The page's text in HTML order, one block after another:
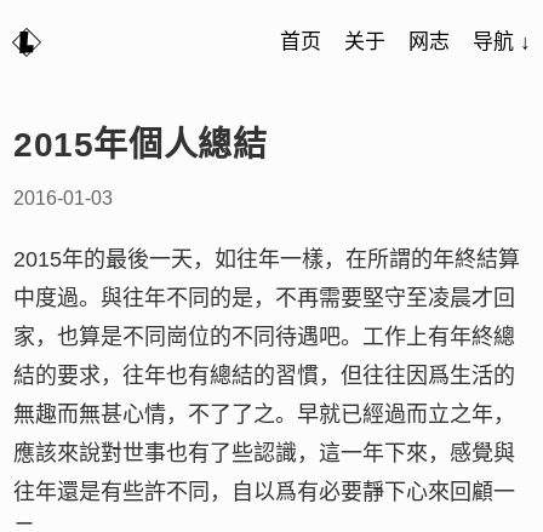
首页 关于 网志 导航 ↓
2015年個人總結
2016-01-03
2015年的最後一天，如往年一樣，在所謂的年終結算
中度過。與往年不同的是，不再需要堅守至凌晨才回
家，也算是不同崗位的不同待遇吧。工作上有年終總
結的要求，往年也有總結的習慣，但往往因爲生活的
無趣而無甚心情，不了了之。早就已經過而立之年，
應該來說對世事也有了些認識，這一年下來，感覺與
往年還是有些許不同，自以爲有必要靜下心來回顧一